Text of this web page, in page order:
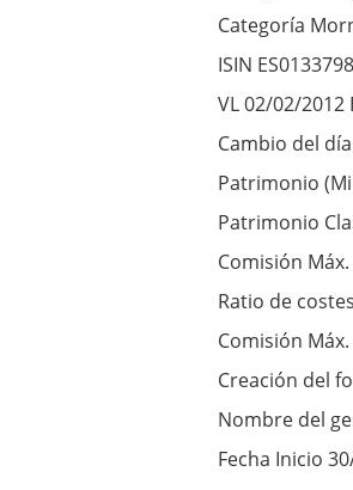
Categoría
ISIN
VL 02/02/2012
Cambio del
Patrimonio
Patrimonio
Comisión
Ratio de
Comisión
Creación del
Nombre del
Fecha Inicio